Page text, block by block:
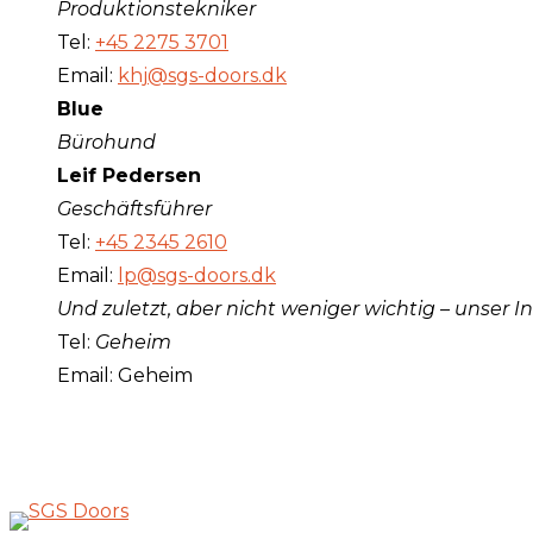
Produktionstekniker
Tel: +45 2275 3701
Email: khj@sgs-doors.dk
Blue
Bürohund
Leif Pedersen
Geschäftsführer
Tel: +45 2345 2610
Email: lp@sgs-doors.dk
Und zuletzt, aber nicht weniger wichtig – unser
Tel: Geheim
Email: Geheim